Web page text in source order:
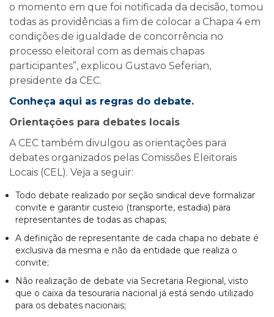
o momento em que foi notificada da decisão, tomou
todas as providências a fim de colocar a Chapa 4 em
condições de igualdade de concorrência no
processo eleitoral com as demais chapas
participantes”, explicou Gustavo Seferian,
presidente da CEC.
Conheça aqui as regras do debate.
Orientações para debates locais
A CEC também divulgou as orientações para
debates organizados pelas Comissões Eleitorais
Locais (CEL). Veja a seguir:
Todo debate realizado por seção sindical deve formalizar
convite e garantir custeio (transporte, estadia) para
representantes de todas as chapas;
A definição de representante de cada chapa no debate é
exclusiva da mesma e não da entidade que realiza o
convite;
Não realização de debate via Secretaria Regional, visto
que o caixa da tesouraria nacional já está sendo utilizado
para os debates nacionais;